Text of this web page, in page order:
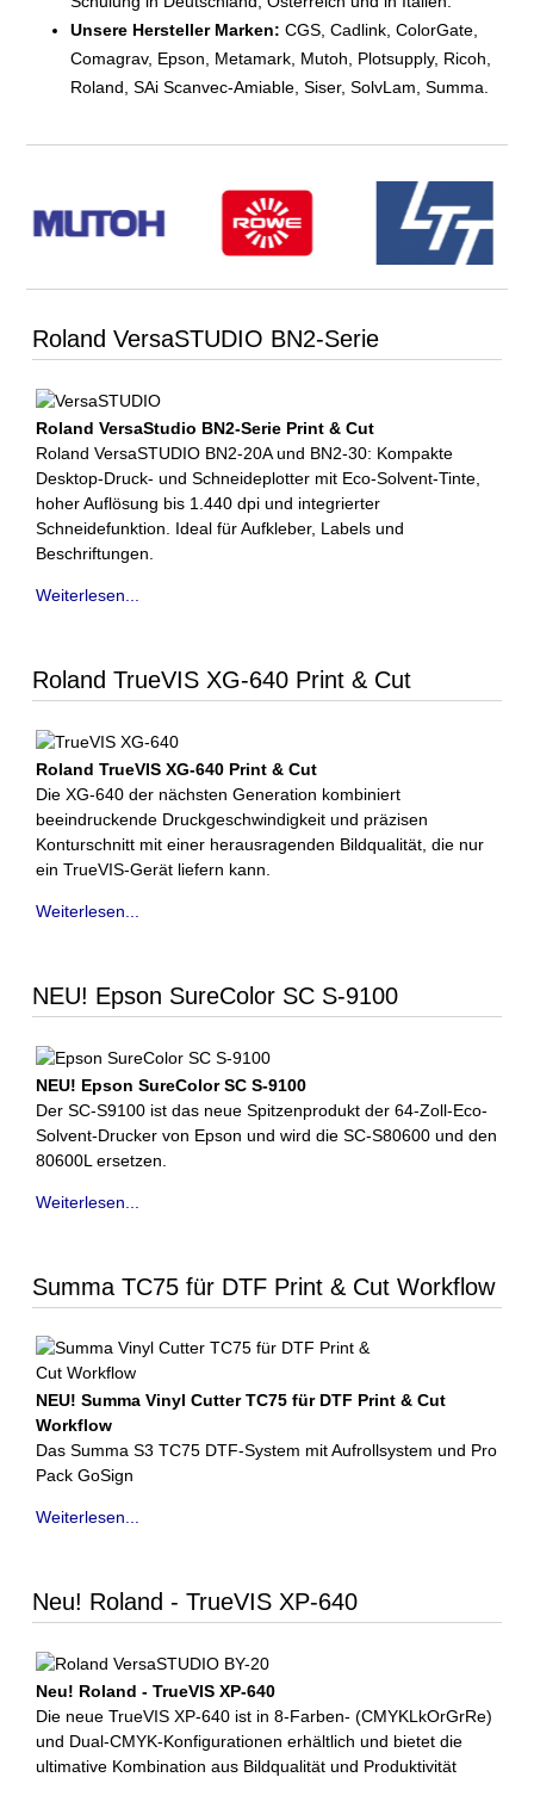
Unsere Hersteller Marken: CGS, Cadlink, ColorGate,
Comagrav, Epson, Metamark, Mutoh, Plotsupply, Ricoh,
Roland, SAi Scanvec-Amiable, Siser, SolvLam, Summa.
Roland VersaSTUDIO BN2-Serie
Roland VersaStudio BN2-Serie Print & Cut
Roland VersaSTUDIO BN2-20A und BN2-30: Kompakte
Desktop-Druck- und Schneideplotter mit Eco-Solvent-Tinte,
hoher Auflösung bis 1.440 dpi und integrierter
Schneidefunktion. Ideal für Aufkleber, Labels und
Beschriftungen.
Weiterlesen...
Roland TrueVIS XG-640 Print & Cut
Roland TrueVIS XG-640 Print & Cut
Die XG-640 der nächsten Generation kombiniert
beeindruckende Druckgeschwindigkeit und präzisen
Konturschnitt mit einer herausragenden Bildqualität, die nur
ein TrueVIS-Gerät liefern kann.
Weiterlesen...
NEU! Epson SureColor SC S-9100
NEU! Epson SureColor SC S-9100
Der SC-S9100 ist das neue Spitzenprodukt der 64-Zoll-Eco-
Solvent-Drucker von Epson und wird die SC-S80600 und den
80600L ersetzen.
Weiterlesen...
Summa TC75 für DTF Print & Cut Workflow
NEU! Summa Vinyl Cutter TC75 für DTF Print & Cut
Workflow
Das Summa S3 TC75 DTF-System mit Aufrollsystem und Pro
Pack GoSign
Weiterlesen...
Neu! Roland - TrueVIS XP-640
Neu! Roland - TrueVIS XP-640
Die neue TrueVIS XP-640 ist in 8-Farben- (CMYKLkOrGrRe)
und Dual-CMYK-Konfigurationen erhältlich und bietet die
ultimative Kombination aus Bildqualität und Produktivität